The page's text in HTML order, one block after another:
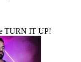
TURN IT UP!